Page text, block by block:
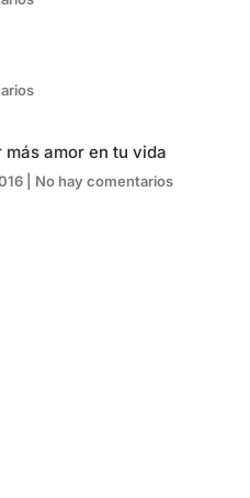
más amor en tu vida
No hay comentarios